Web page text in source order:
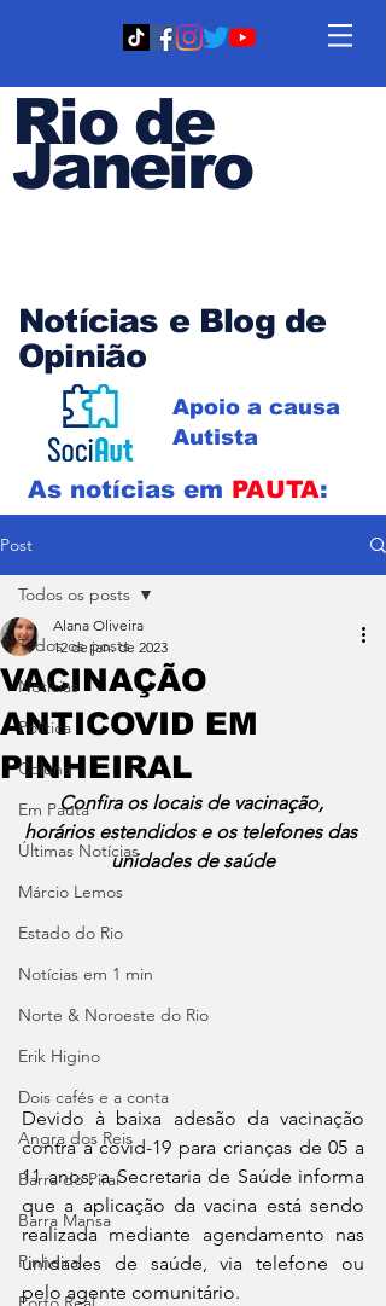
Rio de
Janeiro
Notícias e Blog de
Opinião
Apoio a causa
Autista
As notícias em PAUTA:
Post
Todos os posts
Notícias
Política
Coluna
Em Pauta
Últimas Notícias
Márcio Lemos
Estado do Rio
Notícias em 1 min
Norte & Noroeste do Rio
Erik Higino
Dois cafés e a conta
Angra dos Reis
Barra do Piraí
Barra Mansa
Pinheiral
Todos os posts
VACINAÇÃO
ANTICOVID EM
PINHEIRAL
Alana Oliveira
12 de jan. de 2023
Confira os locais de vacinação,
horários estendidos e os telefones das
unidades de saúde
Devido à baixa adesão da vacinação
contra a covid-19 para crianças de 05 a
11 anos, a Secretaria de Saúde informa
que a aplicação da vacina está sendo
realizada mediante agendamento nas
unidades de saúde, via telefone ou
pelo agente comunitário.